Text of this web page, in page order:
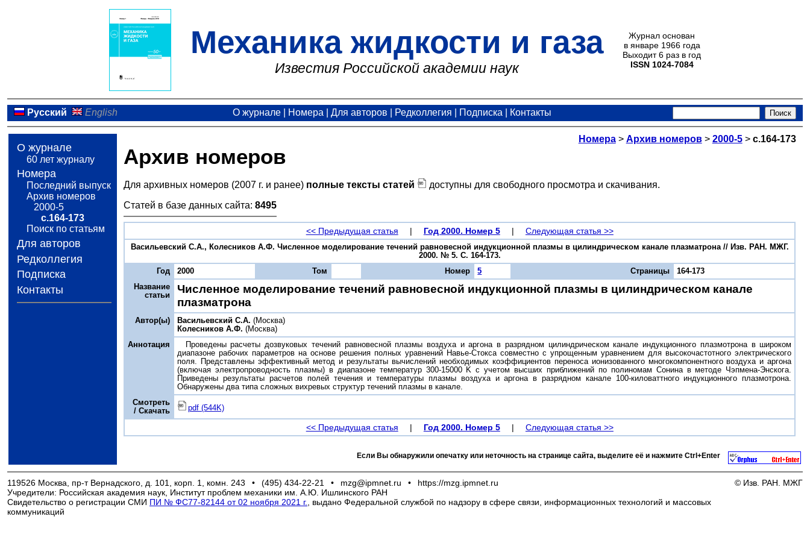
Механика жидкости и газа
Известия Российской академии наук
Журнал основан
в январе 1966 года
Выходит 6 раз в год
ISSN 1024-7084
Русский English О журнале Номера Для авторов Редколлегия Подписка Контакты
О журнале
60 лет журналу
Номера
Последний выпуск
Архив номеров
2000-5
с.164-173
Поиск по статьям
Для авторов
Редколлегия
Подписка
Контакты
Номера> Архив номеров> 2000-5> с.164-173
Архив номеров
Для архивных номеров (2007 г. и ранее) полные тексты статей
доступны для свободного просмотра и скачивания.
Статей в базе данных сайта: 8495
<< Предыдущая статья | Год 2000. Номер 5 | Следующая статья >>
Васильевский С.А., Колесников А.Ф. Численное моделирование течений равновесной индукционной плазмы в цилиндрическом канале плазматрона // Изв. РАН. МЖГ.
2000. № 5. С. 164-173.
Год
2000 Том Номер 5 Страницы
164-173
Название
статьи
Численное моделирование течений равновесной индукционной плазмы в цилиндрическом канале
плазматрона
Автор(ы) Васильевский С.А. (Москва)
Колесников А.Ф. (Москва)
Аннотация
Проведены расчеты дозвуковых течений равновесной плазмы воздуха и аргона в разрядном цилиндрическом канале индукционного плазмотрона в широком
диапазоне рабочих параметров на основе решения полных уравнений Навье-Стокса совместно с упрощенным уравнением для высокочастотного электрического
поля. Представлены эффективный метод и результаты вычислений необходимых коэффициентов переноса ионизованного многокомпонентного воздуха и аргона
(включая электропроводность плазмы) в диапазоне температур 300-15000 K с учетом высших приближений по полиномам Сонина в методе Чэпмена-Энскога.
Приведены результаты расчетов полей течения и температуры плазмы воздуха и аргона в разрядном канале 100-киловаттного индукционного плазмотрона.
Обнаружены два типа сложных вихревых структур течений плазмы в канале.
Смотреть
/ Скачать
pdf (544K)
<< Предыдущая статья | Год 2000. Номер 5 | Следующая статья >>
Если Вы обнаружили опечатку или неточность на странице сайта, выделите её и нажмите Ctrl+Enter
119526 Москва, пр-т Вернадского, д. 101, корп. 1, комн. 243 • (495) 434-22-21 • mzg@ipmnet.ru •
https://mzg.ipmnet.ru
Учредители: Российская академия наук, Институт проблем механики им. А.Ю. Ишлинского РАН
Свидетельство о регистрации СМИ ПИ № ФС77-82144 от 02 ноября 2021 г.
, выдано Федеральной службой по надзору в сфере связи, информационных технологий и массовых
коммуникаций
© Изв. РАН. МЖГ